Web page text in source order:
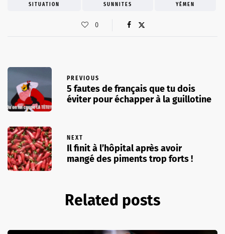
SITUATION SUNNITES YÉMEN
0
PREVIOUS
5 fautes de français que tu dois
éviter pour échapper à la guillotine
NEXT
Il finit à l’hôpital après avoir
mangé des piments trop forts !
Related posts